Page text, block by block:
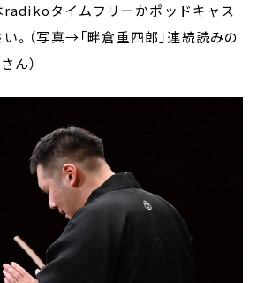
radikoタイムフリーかポッドキャス
。（写真→「畔倉重四郎」連続読みの
ん）